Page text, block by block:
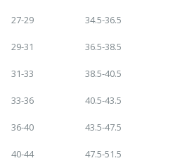
27-29 34.5-36.5
29-31 36.5-38.5
31-33 38.5-40.5
33-36 40.5-43.5
36-40 43.5-47.5
40-44 47.5-51.5